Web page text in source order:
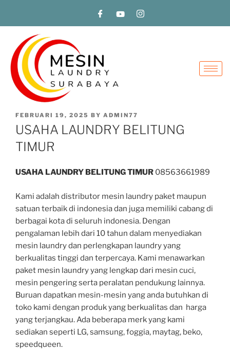
FEBRUARI 19, 2025 BY ADMIN77
USAHA LAUNDRY BELITUNG
TIMUR
USAHA LAUNDRY BELITUNG TIMUR 08563661989
Kami adalah distributor mesin laundry paket maupun
satuan terbaik di indonesia dan juga memiliki cabang di
berbagai kota di seluruh indonesia. Dengan
pengalaman lebih dari 10 tahun dalam menyediakan
mesin laundry dan perlengkapan laundry yang
berkualitas tinggi dan terpercaya. Kami menawarkan
paket mesin laundry yang lengkap dari mesin cuci,
mesin pengering serta peralatan pendukung lainnya.
Buruan dapatkan mesin-mesin yang anda butuhkan di
toko kami dengan produk yang berkualitas dan harga
yang terjangkau. Ada beberapa merk yang kami
sediakan seperti LG, samsung, foggia, maytag, beko,
speedqueen.